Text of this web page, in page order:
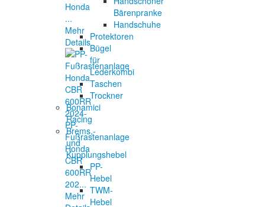
Bärenpranke
Handschuhe
Protektoren
Bügel
für
Lederkombi
Taschen
Trockner
Bonamici
Racing
Brems,-
und
Kupplungshebel
PP-
Hebel
TWM-
Hebel
Honda
...
Mehr
Details
PP-
Fußrastenanlage
Honda
CBR
600RR
202...
Mehr